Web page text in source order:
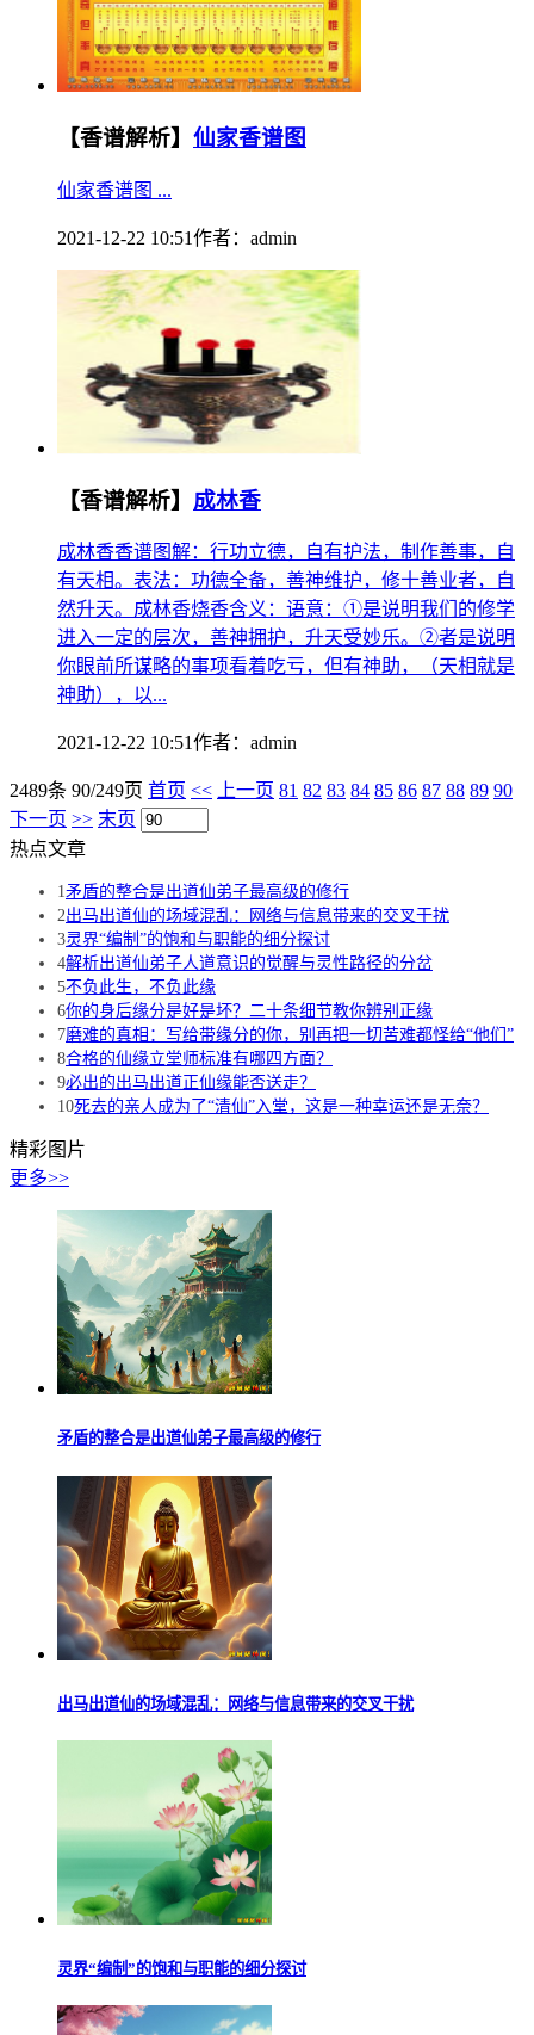
【香谱解析】 仙家香谱图
仙家香谱图 ...
2021-12-22 10:51作者： admin
【香谱解析】 成林香
成林香香谱图解：行功立德，自有护法，制作善事，自
有天相。表法：功德全备，善神维护，修十善业者，自
然升天。成林香烧香含义：语意：①是说明我们的修学
进入一定的层次，善神拥护，升天受妙乐。②者是说明
你眼前所谋略的事项看着吃亏，但有神助，（天相就是
神助），以...
2021-12-22 10:51作者： admin
2489条 90/249页 首页 << 上一页 81 82 83 84 85 86 87 88 89 90
下一页 >> 末页
热点文章
1矛盾的整合是出道仙弟子最高级的修行
2出马出道仙的场域混乱：网络与信息带来的交叉干扰
3灵界“编制”的饱和与职能的细分探讨
4解析出道仙弟子人道意识的觉醒与灵性路径的分岔
5不负此生，不负此缘
6你的身后缘分是好是坏？二十条细节教你辨别正缘
7磨难的真相：写给带缘分的你，别再把一切苦难都怪给“他们”
8合格的仙缘立堂师标准有哪四方面？
9必出的出马出道正仙缘能否送走？
10死去的亲人成为了“清仙”入堂，这是一种幸运还是无奈？
精彩图片
更多>>
矛盾的整合是出道仙弟子最高级的修行
出马出道仙的场域混乱：网络与信息带来的交叉干扰
灵界“编制”的饱和与职能的细分探讨